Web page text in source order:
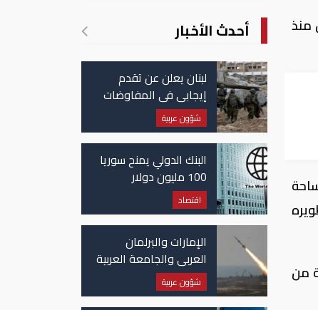
منذ
في باريس التي تشكل 6.2 بالمئة من
أحدث الأخبار
لبنان يعلن عن تقدم
إيجابي في المفاوضات
مع إسرائيل.. وأمريكا
تضغط لوقف النار في
غزة
شؤون عربية
البنك الدولي يمنح سوريا
100 مليون دولار
اقتصاد
الإمارات والبرلمان
العربي والجامعة العربية
يدينون الهجوم الحوثي
على نجران بالسعودية
شؤون عربية